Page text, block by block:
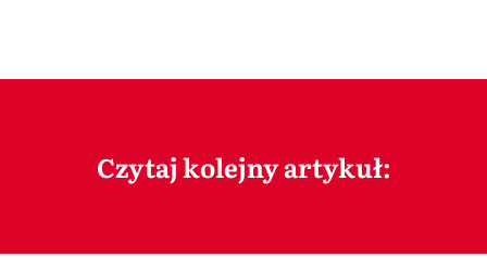
Czytaj kolejny artykuł: